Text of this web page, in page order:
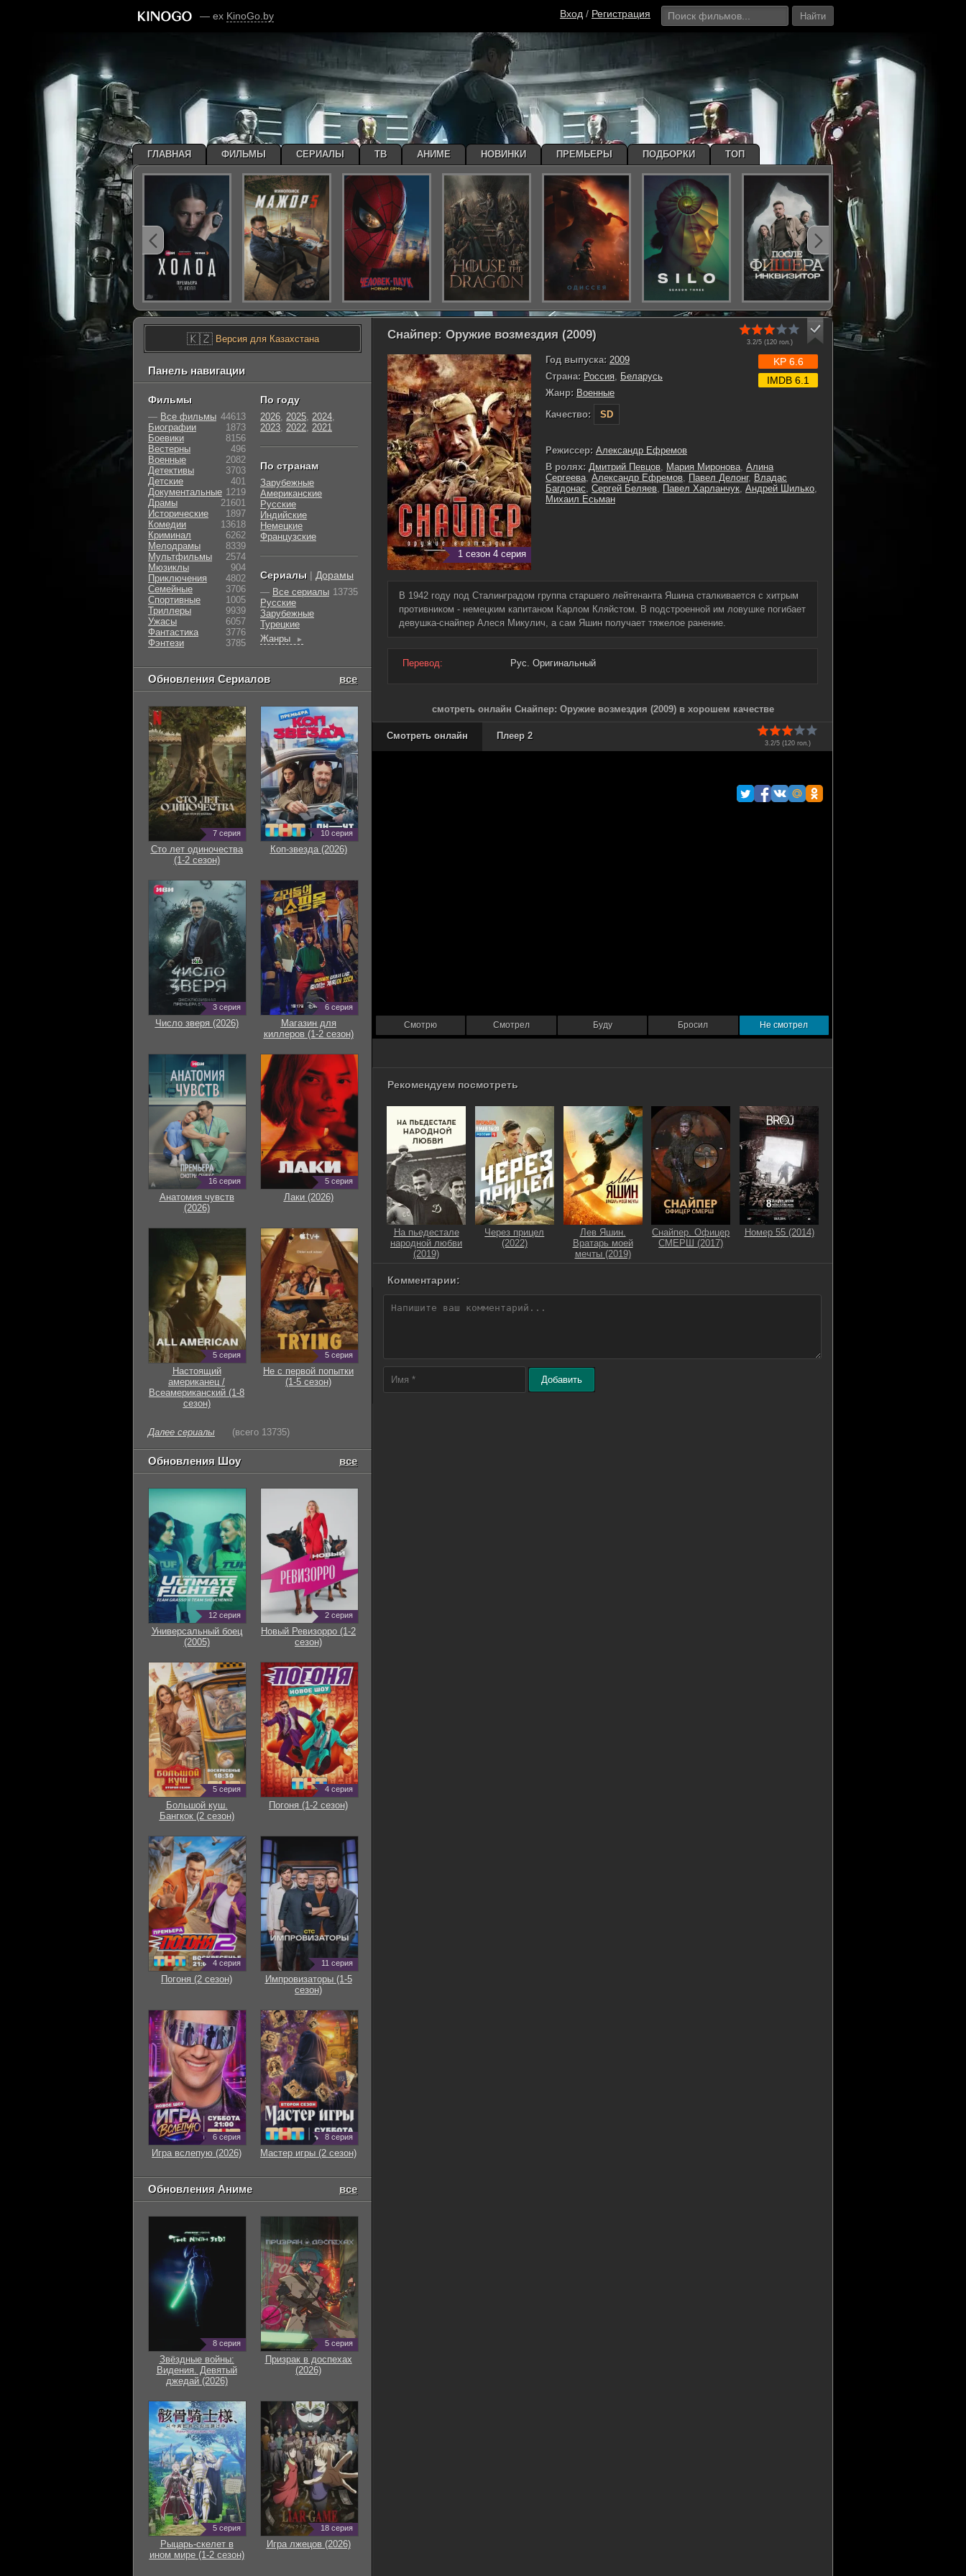
— ex KinoGo.by Вход / Регистрация Найти
Снайпер: Оружие возмездия (2009)
3.2/5 (120гол.)
1 сезон 4 серия
Год выпуска: 2009
Страна: Россия, Беларусь
Жанр: Военные
Качество:
SD
KP 6.6
IMDB 6.1
Режиссер: Александр Ефремов
В ролях: Дмитрий Певцов, Мария Миронова, Алина
Сергеева, Александр Ефремов, Павел Делонг, Владас
Багдонас, Сергей Беляев, Павел Харланчук, Андрей Шилько,
Михаил Есьман
В 1942 году под Сталинградом группа старшего лейтенанта Яшина сталкивается с хитрым
противником - немецким капитаном Карлом Кляйстом. В подстроенной им ловушке погибает
девушка-снайпер Алеся Микулич, а сам Яшин получает тяжелое ранение.
Перевод: Рус. Оригинальный
смотреть онлайн Снайпер: Оружие возмездия (2009) в хорошем качестве
3.2/5 (120гол.)
Смотреть онлайн Плеер 2
Смотрю Смотрел Буду Бросил Не смотрел
Рекомендуем посмотреть
На пьедестале
народной любви
(2019)
Через прицел
(2022)
Лев Яшин.
Вратарь моей
мечты (2019)
Снайпер. Офицер
СМЕРШ (2017)
Номер 55 (2014)
Комментарии:
Добавить
🇰🇿Версия для Казахстана
Панель навигации
Фильмы
— Все фильмы 44613
Биографии
1873
Боевики
8156
Вестерны
496
Военные
2082
Детективы
3703
Детские
401
Документальные 1219
Драмы
21601
Исторические
1897
Комедии
13618
Криминал
6262
Мелодрамы
8339
Мультфильмы
2574
Мюзиклы
904
Приключения
4802
Семейные
3706
Cпортивные
1005
Триллеры
9939
Ужасы
6057
Фантастика
3776
Фэнтези
3785
По году
2026, 2025, 2024,
2023, 2022, 2021
По странам
Зарубежные
Американские
Русские
Индийские
Немецкие
Французские
Сериалы | Дорамы
— Все сериалы 13735
Русские
Зарубежные
Турецкие
Жанры
►
Обновления Сериалов все
7 серия
Сто лет одиночества
(1-2 сезон)
10 серия
Коп-звезда (2026)
3 серия
Число зверя (2026)
6 серия
Магазин для
киллеров (1-2 сезон)
16 серия
Анатомия чувств
(2026)
5 серия
Лаки (2026)
5 серия
Настоящий
американец /
Всеамериканский (1-8
сезон)
5 серия
Не с первой попытки
(1-5 сезон)
Далее сериалы (всего 13735)
Обновления Шоу все
12 серия
Универсальный боец
(2005)
2 серия
Новый Ревизорро (1-2
сезон)
5 серия
Большой куш.
Бангкок (2 сезон)
4 серия
Погоня (1-2 сезон)
4 серия
Погоня (2 сезон)
11 серия
Импровизаторы (1-5
сезон)
6 серия
Игра вслепую (2026)
8 серия
Мастер игры (2 сезон)
Обновления Аниме все
8 серия
Звёздные войны:
Видения. Девятый
джедай (2026)
5 серия
Призрак в доспехах
(2026)
5 серия
Рыцарь-скелет в
ином мире (1-2 сезон)
18 серия
Игра лжецов (2026)
ГЛАВНАЯ ФИЛЬМЫ СЕРИАЛЫ ТВ АНИМЕ НОВИНКИ ПРЕМЬЕРЫ ПОДБОРКИ ТОП